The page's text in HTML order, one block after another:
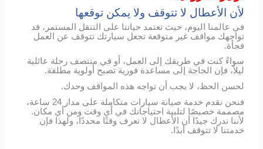
لأن الأعطال لا تتوقف ولا يمكن توقعها
في عالمنا اليوم، حيث تعتمد حياتنا على التنقل المستمر، قد
تواجهك مواقف غير متوقعة تجعل سيارتك تتوقف عن العمل
فجأة.
سواءً كنت في طريقك إلى العمل، أو في منتصف رحلة عائلية
ليلاً، فإن الحاجة إلى مساعدة فورية تصبح أولوية مطلقة.
لحسن الحظ، لا يجب أن تواجه هذه المواقف وحدك.
فنحن نقدم خدمة صيانة سيارات متكاملة على مدار 24 ساعة،
مصممة خصيصًا لتلبية احتياجاتك في أي وقت ومن أي مكان.
لأننا ندرك جيدًا أن الأعطال لا تعرف وقتًا محددًا، ولهذا فإن
خدمتنا لا تتوقف أبدًا.